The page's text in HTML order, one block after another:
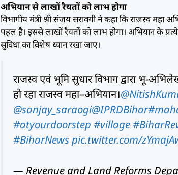
अभियान से लाखों रैयतों को लाभ होगा
विभागीय मंत्री श्री संजय सरावगी ने कहा कि राजस्व महा
पहल है। इससे लाखों रैयतों को लाभ होगा। अभियान के
सुविधा का विशेष ध्यान रखा जाए।
राजस्व एवं भूमि सुधार विभाग द्वारा भू-
हो रहा राजस्व महा–अभियान।
@sanjay_saraogi@IPRDBihar
#atyourdoorstep #village
#BiharNewspic.twitter.com/
— Revenue and Land Reforms